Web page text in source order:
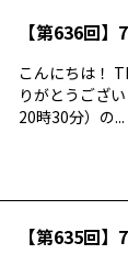
【第636回
こんにちは！
りがとうござ
20時30分）の...
【第635回